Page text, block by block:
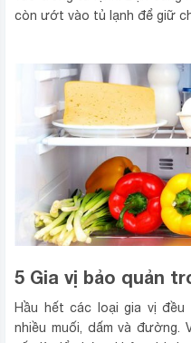
còn ướt vào tủ lạnh để giữ
5 Gia vị bảo quản
Hầu hết các loại gia vị
nhiều muối, dấm và đường.